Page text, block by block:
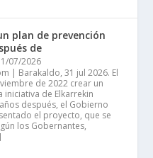
plan de prevención
de
07/2026
| Barakaldo, 31 jul 2026. El
de 2022 crear un
de Elkarrekin
después, el Gobierno
el proyecto, que se
los Gobernantes,